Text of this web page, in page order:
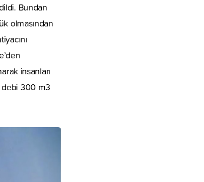
Bundan
olmasından
insanları
debi 300 m3